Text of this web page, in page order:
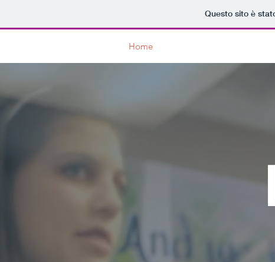
Questo sito è
Home